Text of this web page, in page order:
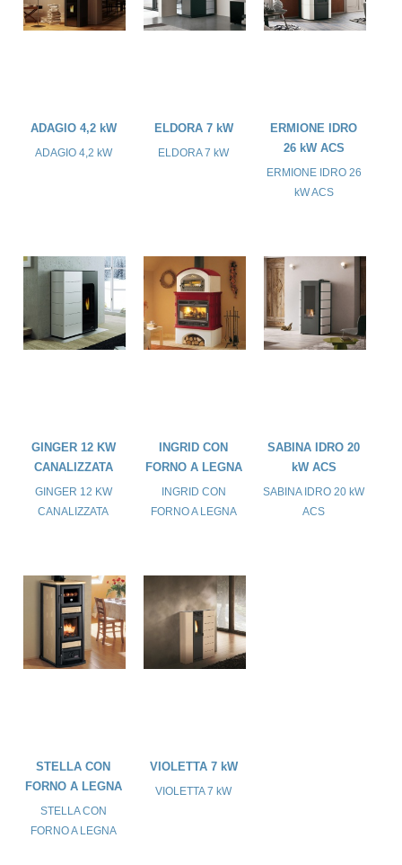
ADAGIO 4,2 kW
ADAGIO 4,2 kW
ELDORA 7 kW
ELDORA 7 kW
ERMIONE IDRO
26 kW ACS
ERMIONE IDRO 26
kW ACS
GINGER 12 KW
CANALIZZATA
GINGER 12 KW
CANALIZZATA
INGRID CON
FORNO A LEGNA
INGRID CON
FORNO A LEGNA
SABINA IDRO 20
kW ACS
SABINA IDRO 20 kW
ACS
STELLA CON
FORNO A LEGNA
STELLA CON
FORNO A LEGNA
VIOLETTA 7 kW
VIOLETTA 7 kW